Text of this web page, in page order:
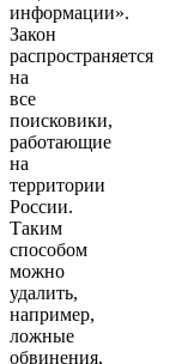
информации».
Закон
распространяется
на
все
поисковики,
работающие
на
территории
России.
Таким
способом
можно
удалить,
например,
ложные
обвинения,